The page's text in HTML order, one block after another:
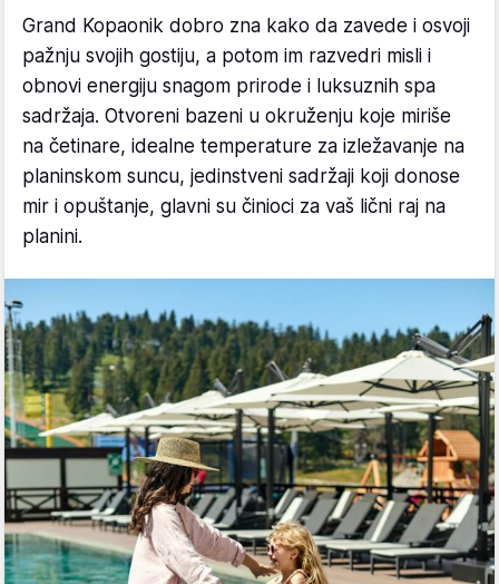
Grand Kopaonik dobro zna kako da zavede i osvoji
pažnju svojih gostiju, a potom im razvedri misli i
obnovi energiju snagom prirode i luksuznih spa
sadržaja. Otvoreni bazeni u okruženju koje miriše
na četinare, idealne temperature za izležavanje na
planinskom suncu, jedinstveni sadržaji koji donose
mir i opuštanje, glavni su činioci za vaš lični raj na
planini.